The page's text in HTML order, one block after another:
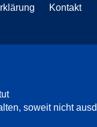
Kontakt
soweit nicht